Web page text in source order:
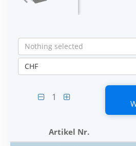
Nothing selected
CHF
1
Artikel Nr.